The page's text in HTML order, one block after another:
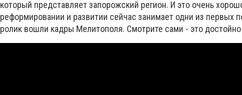
который представляет запорожский регион. И это очень
реформировании и развитии сейчас занимает одни из первых
ролик вошли кадры Мелитополя. Смотрите сами - это достойно